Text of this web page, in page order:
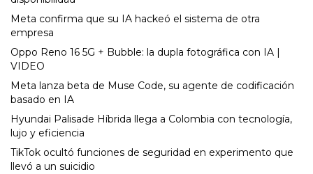
Meta confirma que su IA hackeó el sistema de otra
empresa
Oppo Reno 16 5G + Bubble: la dupla fotográfica con IA |
VIDEO
Meta lanza beta de Muse Code, su agente de codificación
basado en IA
Hyundai Palisade Híbrida llega a Colombia con tecnología,
lujo y eficiencia
TikTok ocultó funciones de seguridad en experimento que
llevó a un suicidio